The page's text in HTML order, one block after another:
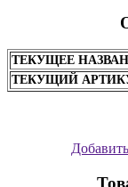
ТЕКУЩЕЕ
ТЕКУЩИЙ